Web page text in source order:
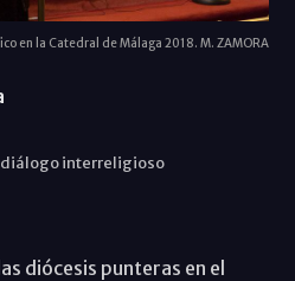
en la Catedral de Málaga 2018. M. ZAMORA
diálogo interreligioso
diócesis punteras en el